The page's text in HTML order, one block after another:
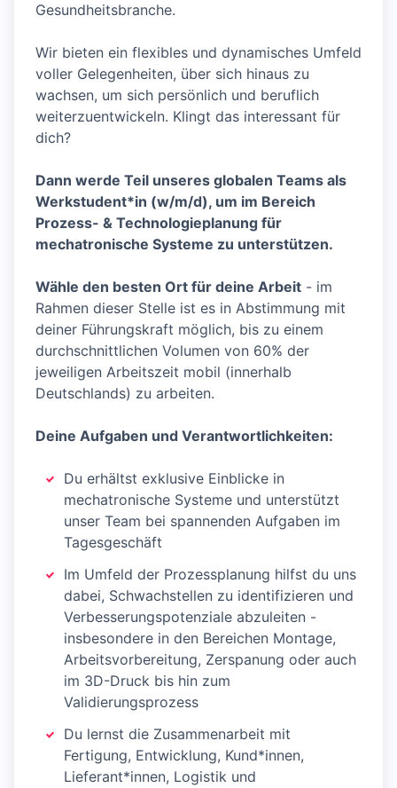
Gesundheitsbranche.
Wir bieten ein flexibles und dynamisches Umfeld
voller Gelegenheiten, über sich hinaus zu
wachsen, um sich persönlich und beruflich
weiterzuentwickeln. Klingt das interessant für
dich?
Dann werde Teil unseres globalen Teams als
Werkstudent*in (w/m/d), um im Bereich
Prozess- & Technologieplanung für
mechatronische Systeme zu unterstützen.
Wähle den besten Ort für deine Arbeit - im
Rahmen dieser Stelle ist es in Abstimmung mit
deiner Führungskraft möglich, bis zu einem
durchschnittlichen Volumen von 60% der
jeweiligen Arbeitszeit mobil (innerhalb
Deutschlands) zu arbeiten.
Deine Aufgaben und Verantwortlichkeiten:
Du erhältst exklusive Einblicke in
mechatronische Systeme und unterstützt
unser Team bei spannenden Aufgaben im
Tagesgeschäft
Im Umfeld der Prozessplanung hilfst du uns
dabei, Schwachstellen zu identifizieren und
Verbesserungspotenziale abzuleiten -
insbesondere in den Bereichen Montage,
Arbeitsvorbereitung, Zerspanung oder auch
im 3D-Druck bis hin zum
Validierungsprozess
Du lernst die Zusammenarbeit mit
Fertigung, Entwicklung, Kund*innen,
Lieferant*innen, Logistik und